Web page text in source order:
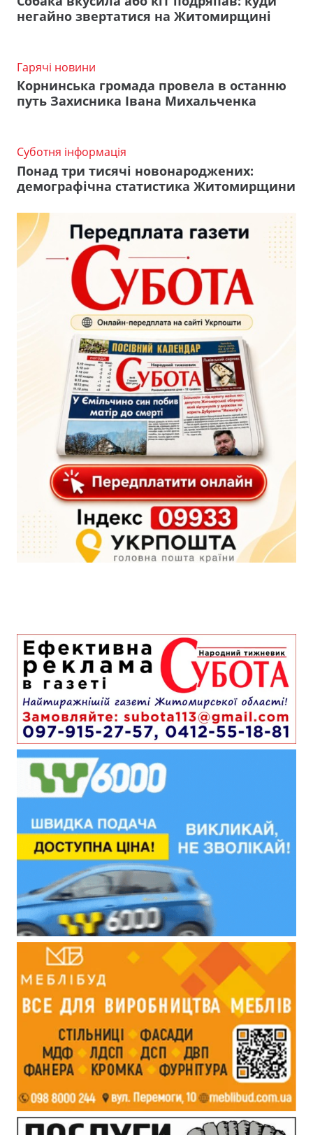
негайно звертатися на Житомирщині
Гарячі новини
Корнинська громада провела в останню
путь Захисника Івана Михальченка
Суботня інформація
Понад три тисячі новонароджених:
демографічна статистика Житомирщини